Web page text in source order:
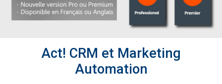
Act! CRM et Marketing
Automation